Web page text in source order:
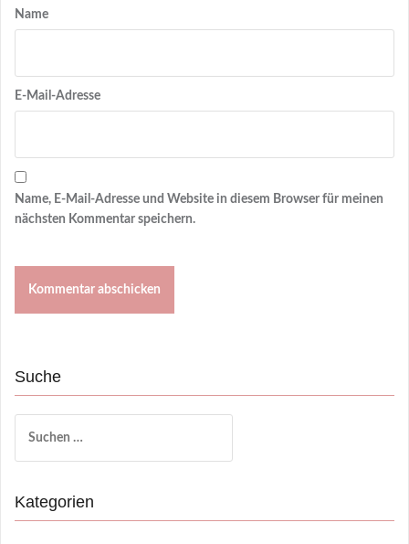
Name
E-Mail-Adresse
Name, E-Mail-Adresse und Website in diesem Browser für meinen
nächsten Kommentar speichern.
Suche
nach:
Kategorien